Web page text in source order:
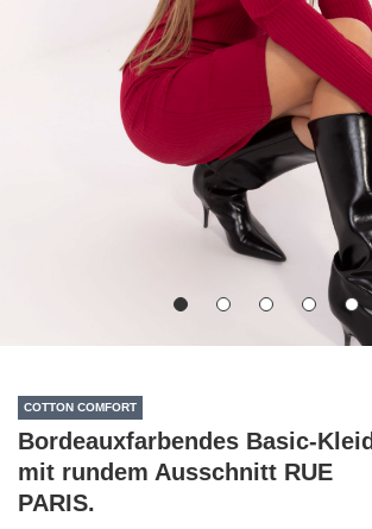
COTTON COMFORT
Bordeauxfarbendes Basic-Kleid
mit rundem Ausschnitt RUE
PARIS.